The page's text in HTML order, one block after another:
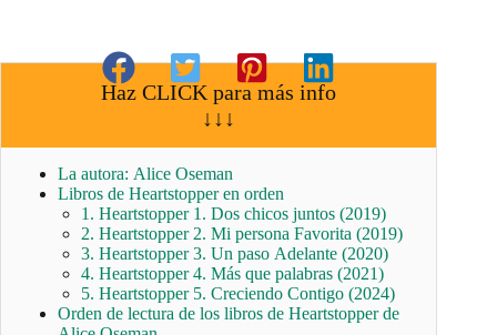
Haz CLICK para más info
↓↓↓
La autora: Alice Oseman
Libros de Heartstopper en orden
1. Heartstopper 1. Dos chicos juntos (2019)
2. Heartstopper 2. Mi persona Favorita (2019)
3. Heartstopper 3. Un paso Adelante (2020)
4. Heartstopper 4. Más que palabras (2021)
5. Heartstopper 5. Creciendo Contigo (2024)
Orden de lectura de los libros de Heartstopper de